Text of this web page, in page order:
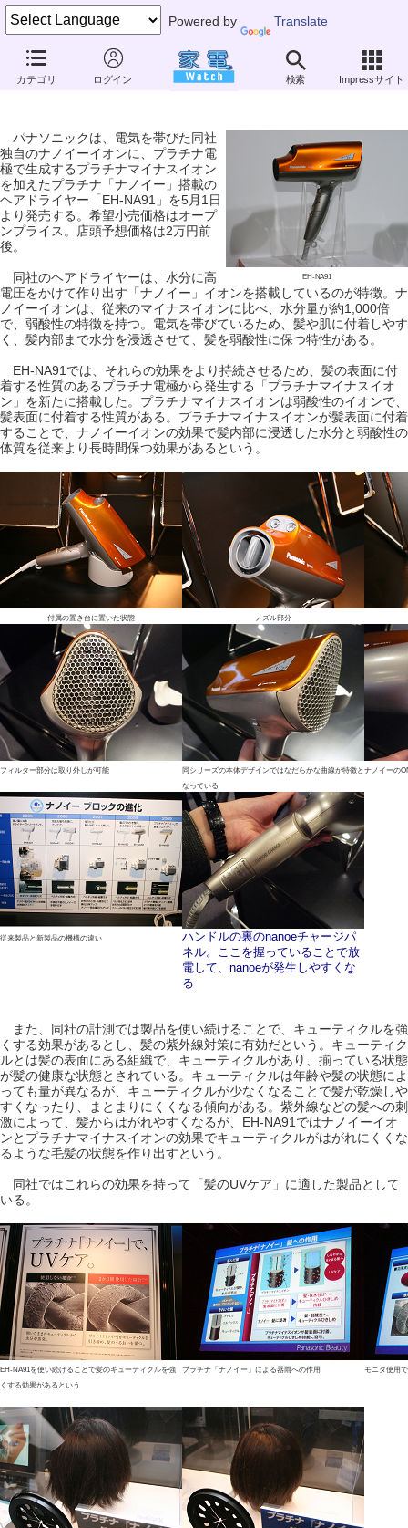
Powered by Translate
カテゴリ ログイン 検索 Impressサイト
パナソニック、新開発のプラチナ「ナノイー」搭載のヘアドライヤー
～キューティクルを強くし、UVケアにも効果的
EH-NA91
パナソニックは、電気を帯びた同社
独自のナノイーイオンに、プラチナ電
極で生成するプラチナマイナスイオン
を加えたプラチナ「ナノイー」搭載の
ヘアドライヤー「EH-NA91」を5月1日
より発売する。希望小売価格はオープ
ンプライス。店頭予想価格は2万円前
後。
同社のヘアドライヤーは、水分に高
電圧をかけて作り出す「ナノイー」イオンを搭載しているのが特徴。ナ
ノイーイオンは、従来のマイナスイオンに比べ、水分量が約1,000倍
で、弱酸性の特徴を持つ。電気を帯びているため、髪や肌に付着しやす
く、髪内部まで水分を浸透させて、髪を弱酸性に保つ特性がある。
EH-NA91では、それらの効果をより持続させるため、髪の表面に付
着する性質のあるプラチナ電極から発生する「プラチナマイナスイオ
ン」を新たに搭載した。プラチナマイナスイオンは弱酸性のイオンで、
髪表面に付着する性質がある。プラチナマイナスイオンが髪表面に付着
することで、ナノイーイオンの効果で髪内部に浸透した水分と弱酸性の
体質を従来より長時間保つ効果があるという。
付属の置き台に置いた状態 ノズル部分
フィルター部分は取り外しが可能
同シリーズの本体デザインではなだらかな曲線が特徴と
なっている
ナノイーの
従来製品と新製品の機構の違い
ハンドルの裏のnanoeチャージパ
ネル。ここを握っていることで放
電して、nanoeが発生しやすくな
る
また、同社の計測では製品を使い続けることで、キューティクルを強
くする効果があるとし、髪の紫外線対策に有効だという。キューティク
ルとは髪の表面にある組織で、キューティクルがあり、揃っている状態
が髪の健康な状態とされている。キューティクルは年齢や髪の状態によ
っても量が異なるが、キューティクルが少なくなることで髪が乾燥しや
すくなったり、まとまりにくくなる傾向がある。紫外線などの髪への刺
激によって、髪からはがれやすくなるが、EH-NA91ではナノイーイオ
ンとプラチナマイナスイオンの効果でキューティクルがはがれにくくな
るような毛髪の状態を作り出すという。
同社ではこれらの効果を持って「髪のUVケア」に適した製品として
いる。
EH-NA91を使い続けることで髪のキューティクルを強
くする効果があるという
プラチナ「ナノイー」による器雨への作用 モニタ使用